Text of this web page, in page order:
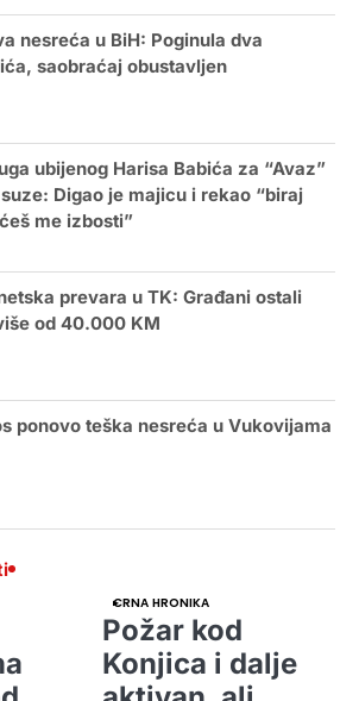
nesreća u BiH: Poginula dva
saobraćaj obustavljen
ubijenog Harisa Babića za “Avaz”
Digao je majicu i rekao “biraj
me izbosti”
prevara u TK: Građani ostali
od 40.000 KM
ponovo teška nesreća u Vukovijama
CRNA HRONIKA
Požar kod
Konjica i dalje